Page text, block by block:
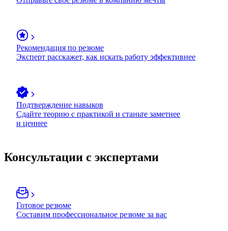
Рекомендация по резюме
Эксперт расскажет, как искать работу эффективнее
Подтверждение навыков
Сдайте теорию с практикой и станьте заметнее
и ценнее
Консультации с экспертами
Готовое резюме
Составим профессиональное резюме за вас